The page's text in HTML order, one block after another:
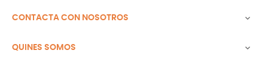
CONTACTA CON NOSOTROS 
QUINES SOMOS 